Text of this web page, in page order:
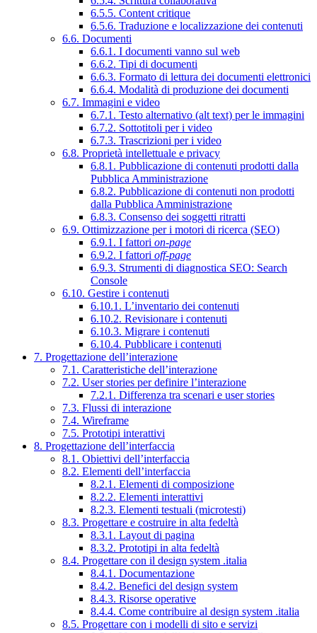
6.5.5. Content critique
6.5.6. Traduzione e localizzazione dei contenuti
6.6. Documenti
6.6.1. I documenti vanno sul web
6.6.2. Tipi di documenti
6.6.3. Formato di lettura dei documenti elettronici
6.6.4. Modalità di produzione dei documenti
6.7. Immagini e video
6.7.1. Testo alternativo (alt text) per le immagini
6.7.2. Sottotitoli per i video
6.7.3. Trascrizioni per i video
6.8. Proprietà intellettuale e privacy
6.8.1. Pubblicazione di contenuti prodotti dalla
Pubblica Amministrazione
6.8.2. Pubblicazione di contenuti non prodotti
dalla Pubblica Amministrazione
6.8.3. Consenso dei soggetti ritratti
6.9. Ottimizzazione per i motori di ricerca (SEO)
6.9.1. I fattori on-page
6.9.2. I fattori off-page
6.9.3. Strumenti di diagnostica SEO: Search
Console
6.10. Gestire i contenuti
6.10.1. L’inventario dei contenuti
6.10.2. Revisionare i contenuti
6.10.3. Migrare i contenuti
6.10.4. Pubblicare i contenuti
7. Progettazione dell’interazione
7.1. Caratteristiche dell’interazione
7.2. User stories per definire l’interazione
7.2.1. Differenza tra scenari e user stories
7.3. Flussi di interazione
7.4. Wireframe
7.5. Prototipi interattivi
8. Progettazione dell’interfaccia
8.1. Obiettivi dell’interfaccia
8.2. Elementi dell’interfaccia
8.2.1. Elementi di composizione
8.2.2. Elementi interattivi
8.2.3. Elementi testuali (microtesti)
8.3. Progettare e costruire in alta fedeltà
8.3.1. Layout di pagina
8.3.2. Prototipi in alta fedeltà
8.4. Progettare con il design system .italia
8.4.1. Documentazione
8.4.2. Benefici del design system
8.4.3. Risorse operative
8.4.4. Come contribuire al design system .italia
8.5. Progettare con i modelli di sito e servizi